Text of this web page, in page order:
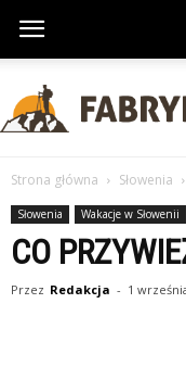
Strona główna Słowenia
Słowenia Wakacje w Słowenii
CO
Przez Redakcja - 1